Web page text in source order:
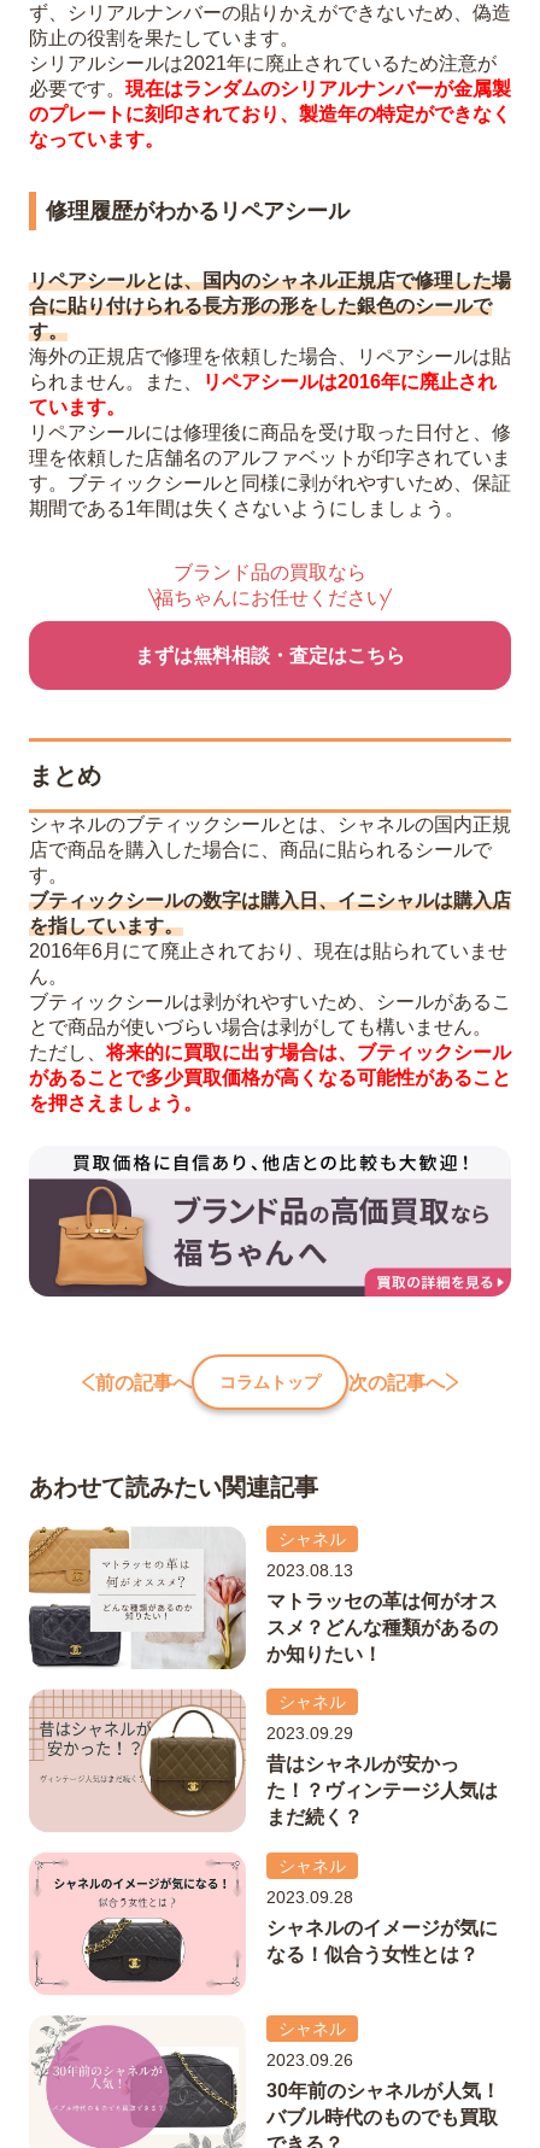
ず、シリアルナンバーの貼りかえができないため、偽造
防止の役割を果たしています。
シリアルシールは2021年に廃止されているため注意が
必要です。 現在はランダムのシリアルナンバーが金属製
のプレートに刻印されており、製造年の特定ができなく
なっています。
修理履歴がわかるリペアシール
リペアシールとは、国内のシャネル正規店で修理した場
合に貼り付けられる長方形の形をした銀色のシールで
す。
海外の正規店で修理を依頼した場合、リペアシールは貼
られません。また、
リペアシールは2016年に廃止され
ています。
リペアシールには修理後に商品を受け取った日付と、修
理を依頼した店舗名のアルファベットが印字されていま
す。ブティックシールと同様に剥がれやすいため、保証
期間である1年間は失くさないようにしましょう。
ブランド品の買取なら
福ちゃんにお任せください
まずは無料相談・査定はこちら
まとめ
シャネルのブティックシールとは、シャネルの国内正規
店で商品を購入した場合に、商品に貼られるシールで
す。
ブティックシールの数字は購入日、イニシャルは購入店
を指しています。
2016年6月にて廃止されており、現在は貼られていませ
ん。
ブティックシールは剥がれやすいため、シールがあるこ
とで商品が使いづらい場合は剥がしても構いません。
ただし、将来的に買取に出す場合は、ブティックシール
があることで多少買取価格が高くなる可能性があること
を押さえましょう。
前の記事へ コラムトップ 次の記事へ
あわせて読みたい関連記事
シャネル
2023.08.13
マトラッセの革は何がオス
スメ？どんな種類があるの
か知りたい！
シャネル
2023.09.29
昔はシャネルが安かっ
た！？ヴィンテージ人気は
まだ続く？
シャネル
2023.09.28
シャネルのイメージが気に
なる！似合う女性とは？
シャネル
2023.09.26
30年前のシャネルが人気！
バブル時代のものでも買取
できる？